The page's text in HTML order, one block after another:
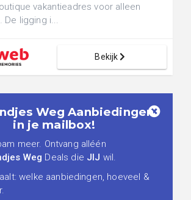
vakantieadres voor alleen
De ligging i...
Bekijk
Weg Aanbiedingen
in je mailbox!
meer. Ontvang alléén
Weg Deals die JIJ wil.
welke aanbiedingen, hoeveel &